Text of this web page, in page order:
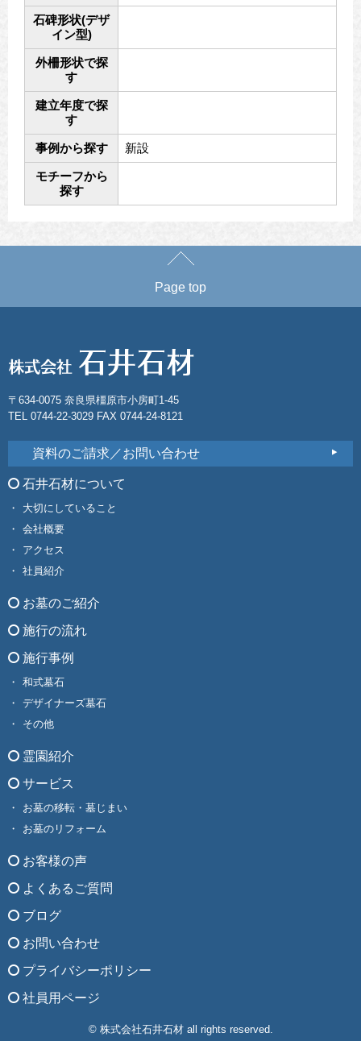
石碑形状(デザ
イン型)
外柵形状で探
す
建立年度で探
す
事例から探す 新設
モチーフから
探す
Page top
〒634-0075 奈良県橿原市小房町1-45
TEL 0744-22-3029 FAX 0744-24-8121
資料のご請求／お問い合わせ
石井石材について
大切にしていること
会社概要
アクセス
社員紹介
お墓のご紹介
施行の流れ
施行事例
和式墓石
デザイナーズ墓石
その他
霊園紹介
サービス
お墓の移転・墓じまい
お墓のリフォーム
お客様の声
よくあるご質問
ブログ
お問い合わせ
プライバシーポリシー
社員用ページ
© 株式会社石井石材 all rights reserved.